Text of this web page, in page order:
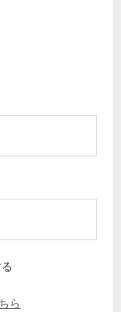
ら